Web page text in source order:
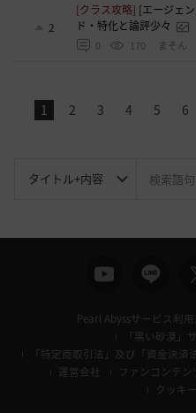
2
[クラス攻略] [エージェ
ド・特化と論評少々
0 170 まそん
1 2 3 4 5 6
Pearl Abyssサービス利
「黒い砂漠」
「特定商取引法」及び「資金決済
運営会社
ファンコンテン
クッキ